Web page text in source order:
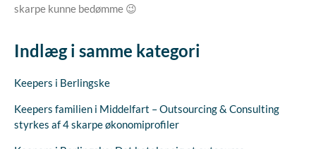
Indlæg i samme kategori
Keepers i Berlingske
Keepers familien i Middelfart – Outsourcing & Consulting
styrkes af 4 skarpe økonomiprofiler
skarpe kunne bedømme 😉